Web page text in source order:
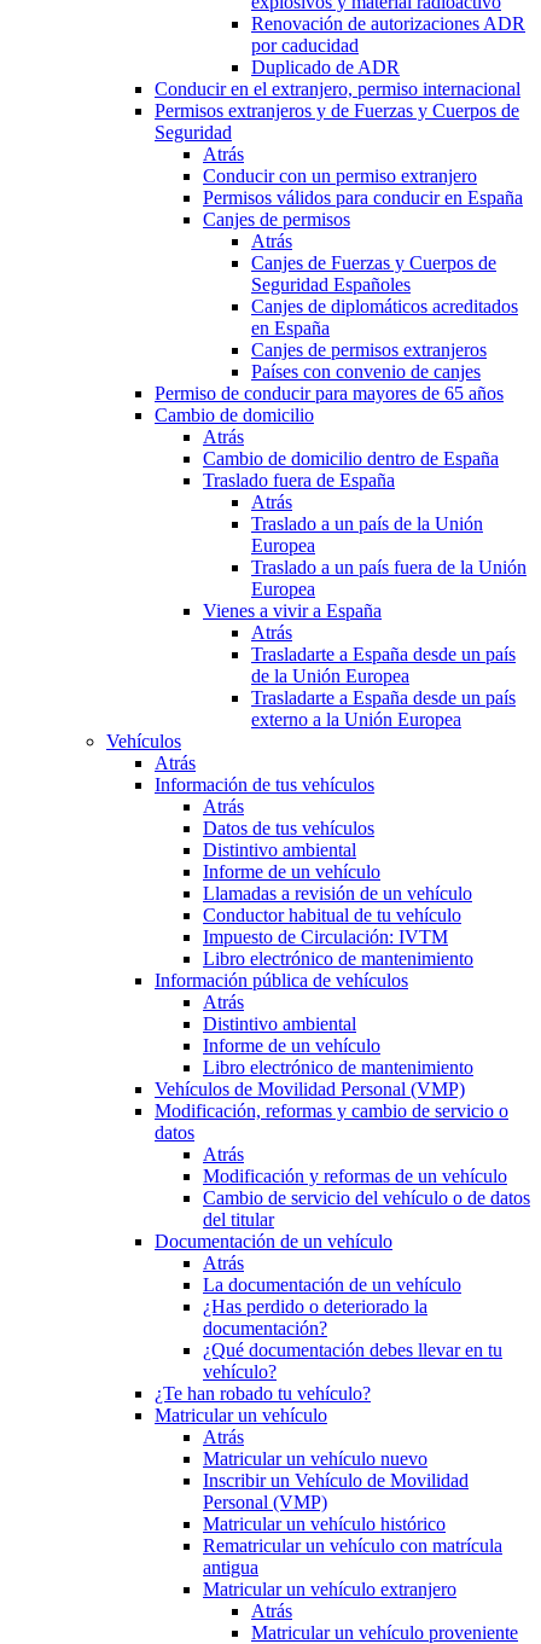
Renovación de autorizaciones ADR
por caducidad
Duplicado de ADR
Conducir en el extranjero, permiso internacional
Permisos extranjeros y de Fuerzas y Cuerpos de
Seguridad
Atrás
Conducir con un permiso extranjero
Permisos válidos para conducir en España
Canjes de permisos
Atrás
Canjes de Fuerzas y Cuerpos de
Seguridad Españoles
Canjes de diplomáticos acreditados
en España
Canjes de permisos extranjeros
Países con convenio de canjes
Permiso de conducir para mayores de 65 años
Cambio de domicilio
Atrás
Cambio de domicilio dentro de España
Traslado fuera de España
Atrás
Traslado a un país de la Unión
Europea
Traslado a un país fuera de la Unión
Europea
Vienes a vivir a España
Atrás
Trasladarte a España desde un país
de la Unión Europea
Trasladarte a España desde un país
externo a la Unión Europea
Vehículos
Atrás
Información de tus vehículos
Atrás
Datos de tus vehículos
Distintivo ambiental
Informe de un vehículo
Llamadas a revisión de un vehículo
Conductor habitual de tu vehículo
Impuesto de Circulación: IVTM
Libro electrónico de mantenimiento
Información pública de vehículos
Atrás
Distintivo ambiental
Informe de un vehículo
Libro electrónico de mantenimiento
Vehículos de Movilidad Personal (VMP)
Modificación, reformas y cambio de servicio o
datos
Atrás
Modificación y reformas de un vehículo
Cambio de servicio del vehículo o de datos
del titular
Documentación de un vehículo
Atrás
La documentación de un vehículo
¿Has perdido o deteriorado la
documentación?
¿Qué documentación debes llevar en tu
vehículo?
¿Te han robado tu vehículo?
Matricular un vehículo
Atrás
Matricular un vehículo nuevo
Inscribir un Vehículo de Movilidad
Personal (VMP)
Matricular un vehículo histórico
Rematricular un vehículo con matrícula
antigua
Matricular un vehículo extranjero
Atrás
Matricular un vehículo proveniente